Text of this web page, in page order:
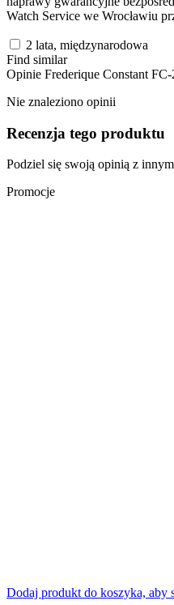
Watch Service we Wrocławiu
2 lata, międzynarodowa
Find similar
Opinie Frederique Constant
Nie znaleziono opinii
Recenzja tego produktu
Podziel się swoją opinią z
Promocje
Dodaj produkt do koszyka, aby